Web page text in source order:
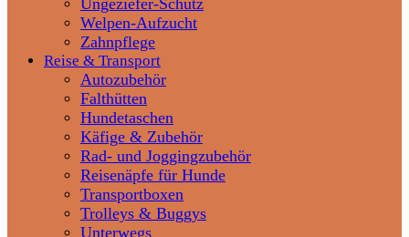
Ungeziefer-Schutz
Welpen-Aufzucht
Zahnpflege
Reise & Transport
Autozubehör
Falthütten
Hundetaschen
Käfige & Zubehör
Rad- und Joggingzubehör
Reisenäpfe für Hunde
Transportboxen
Trolleys & Buggys
Unterwegs